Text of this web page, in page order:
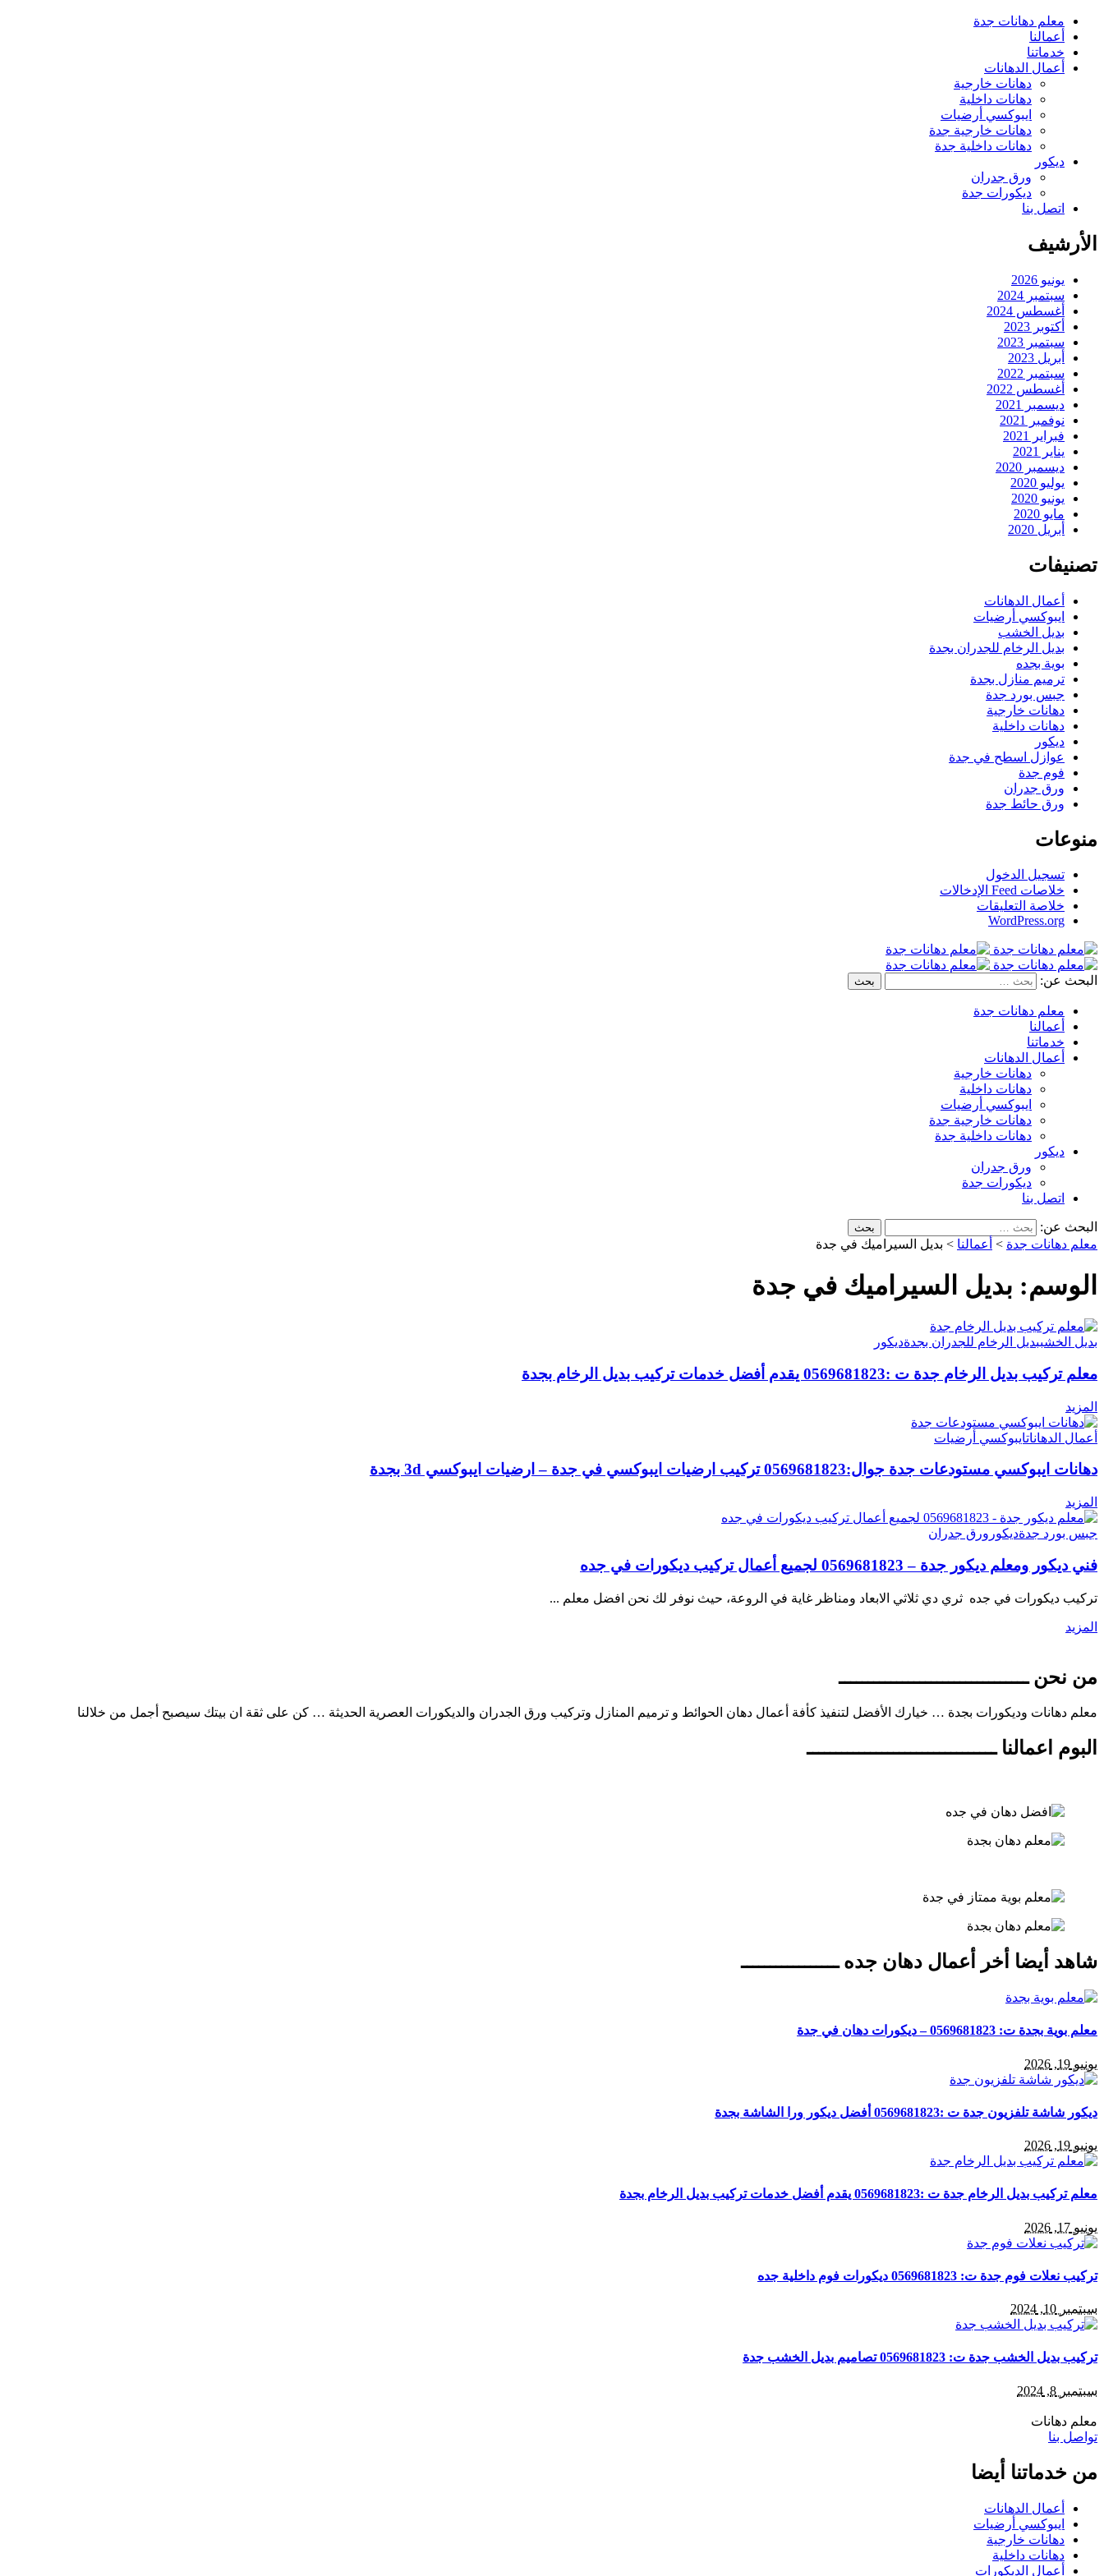
معلم دهانات جدة
أعمالنا
خدماتنا
أعمال الدهانات
دهانات خارجية
دهانات داخلية
ايبوكسي أرضيات
دهانات خارجية جدة
دهانات داخلية جدة
ديكور
ورق جدران
ديكورات جدة
اتصل بنا
الأرشيف
يونيو 2026
سبتمبر 2024
أغسطس 2024
أكتوبر 2023
سبتمبر 2023
أبريل 2023
سبتمبر 2022
أغسطس 2022
ديسمبر 2021
نوفمبر 2021
فبراير 2021
يناير 2021
ديسمبر 2020
يوليو 2020
يونيو 2020
مايو 2020
أبريل 2020
تصنيفات
أعمال الدهانات
ايبوكسي أرضيات
بديل الخشب
بديل الرخام للجدران بجدة
بوية بجده
ترميم منازل بجدة
جبس بورد جدة
دهانات خارجية
دهانات داخلية
ديكور
عوازل اسطح في جدة
فوم جدة
ورق جدران
ورق حائط جدة
منوعات
تسجيل الدخول
خلاصات Feed الإدخالات
خلاصة التعليقات
WordPress.org
البحث عن:
معلم دهانات جدة
أعمالنا
خدماتنا
أعمال الدهانات
دهانات خارجية
دهانات داخلية
ايبوكسي أرضيات
دهانات خارجية جدة
دهانات داخلية جدة
ديكور
ورق جدران
ديكورات جدة
اتصل بنا
البحث عن:
معلم دهانات جدة > أعمالنا > بديل السيراميك في جدة
الوسم: بديل السيراميك في جدة
بديل الخشببديل الرخام للجدران بجدةديكور
معلم تركيب بديل الرخام جدة ت :0569681823 يقدم أفضل خدمات تركيب بديل الرخام بجدة
المزيد
أعمال الدهاناتايبوكسي أرضيات
دهانات ايبوكسي مستودعات جدة جوال:0569681823 تركيب ارضيات ايبوكسي في جدة – ارضيات ايبوكسي 3d بجدة
المزيد
جبس بورد جدةديكور ورق جدران
فني ديكور ومعلم ديكور جدة – 0569681823 لجميع أعمال تركيب ديكورات في جده
تركيب ديكورات في جده ثري دي ثلاثي الابعاد ومناظر غاية في الروعة، حيث نوفر لك نحن افضل معلم ...
المزيد
من نحن ـــــــــــــــــــــــــــــــــ
معلم دهانات وديكورات بجدة … خيارك الأفضل لتنفيذ كأفة أعمال دهان الحوائط و ترميم المنازل وتركيب ورق الجدران والديكورات العصرية الحديثة … كن على ثقة ان بيتك سيصبح أجمل من خلالنا
البوم اعمالنا ـــــــــــــــــــــــــــــــــ
شاهد أيضا أخر أعمال دهان جده ـــــــــــــــــ
معلم بوية بجدة ت: 0569681823 – ديكورات دهان في جدة
يونيو 19, 2026
ديكور شاشة تلفزيون جدة ت :0569681823 أفضل ديكور ورا الشاشة بجدة
يونيو 19, 2026
معلم تركيب بديل الرخام جدة ت :0569681823 يقدم أفضل خدمات تركيب بديل الرخام بجدة
يونيو 17, 2026
تركيب نعلات فوم جدة ت: 0569681823 ديكورات فوم داخلية جده
سبتمبر 10, 2024
تركيب بديل الخشب جدة ت: 0569681823 تصاميم بديل الخشب جدة
سبتمبر 8, 2024
معلم دهانات
تواصل بنا
من خدماتنا أيضا
أعمال الدهانات
ايبوكسي أرضيات
دهانات خارجية
دهانات داخلية
أعمال الديكورات